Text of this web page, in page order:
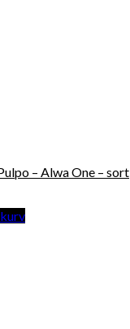
– Alwa One – sort